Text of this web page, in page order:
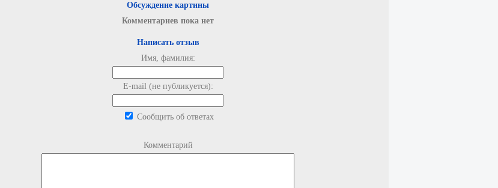
Обсуждение картины
Комментариев пока нет
Написать отзыв
Имя, фамилия:
E-mail (не публикуется):
Сообщить об ответах
Комментарий